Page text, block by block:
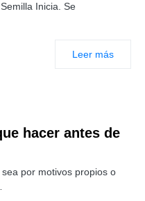
Inicia. Se
Leer más
hacer antes de
por motivos propios o